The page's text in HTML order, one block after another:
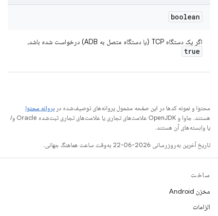
boolean
اگر یک دستگاه TCP (یا دستگاه متصل به ADB) درخواست شده باشد،
true
محتوا و نمونه کدها در این صفحه مشمول پروانه‌های توصیف‌شده در پروانه محتوا
هستند. جاوا و OpenJDK علامت‌های تجاری یا علامت‌های تجاری ثبت‌شده Oracle و/
یا وابسته‌های آن هستند.
تاریخ آخرین به‌روزرسانی 2026-06-22 به‌وقت ساعت هماهنگ جهانی.
ساخت
مخزن Android
الزامات